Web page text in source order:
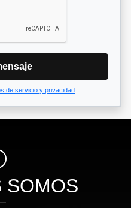
de servicio y privacidad
SOMOS